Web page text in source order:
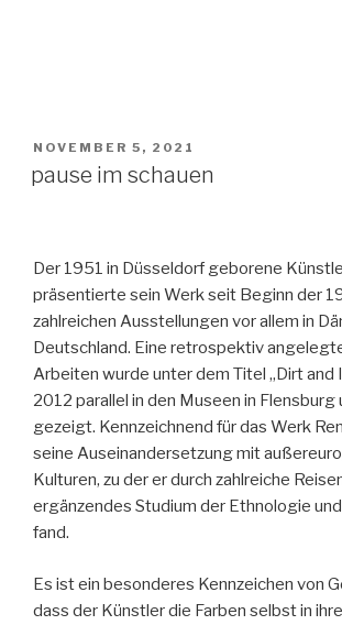
VERÖFFENTLICHT
NOVEMBER 5, 2021
pause im schauen
Der 1951 in Düsseldorf geborene
präsentierte sein Werk seit Beginn der
zahlreichen Ausstellungen vor allem in
Deutschland. Eine retrospektiv
Arbeiten wurde unter dem Titel „Dirt and
2012 parallel in den Museen in Flensburg
gezeigt. Kennzeichnend für das Werk
seine Auseinandersetzung mit
Kulturen, zu der er durch zahlreiche
ergänzendes Studium der Ethnologie
fand.
Es ist ein besonderes Kennzeichen von
dass der Künstler die Farben selbst in